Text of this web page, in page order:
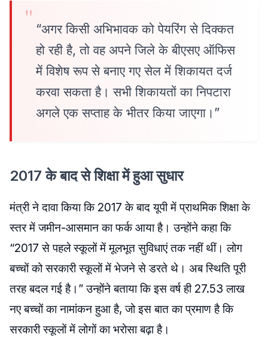
“अगर किसी अभिभावक को पेयरिंग से दिक्कत
हो रही है, तो वह अपने जिले के बीएसए ऑफिस
में विशेष रूप से बनाए गए सेल में शिकायत दर्ज
करवा सकता है। सभी शिकायतों का निपटारा
अगले एक सप्ताह के भीतर किया जाएगा।”
2017 के बाद से शिक्षा में हुआ सुधार
मंत्री ने दावा किया कि 2017 के बाद यूपी में प्राथमिक शिक्षा के
स्तर में जमीन-आसमान का फर्क आया है। उन्होंने कहा कि
“2017 से पहले स्कूलों में मूलभूत सुविधाएं तक नहीं थीं। लोग
बच्चों को सरकारी स्कूलों में भेजने से डरते थे। अब स्थिति पूरी
तरह बदल गई है।” उन्होंने बताया कि इस वर्ष ही 27.53 लाख
नए बच्चों का नामांकन हुआ है, जो इस बात का प्रमाण है कि
सरकारी स्कूलों में लोगों का भरोसा बढ़ा है।